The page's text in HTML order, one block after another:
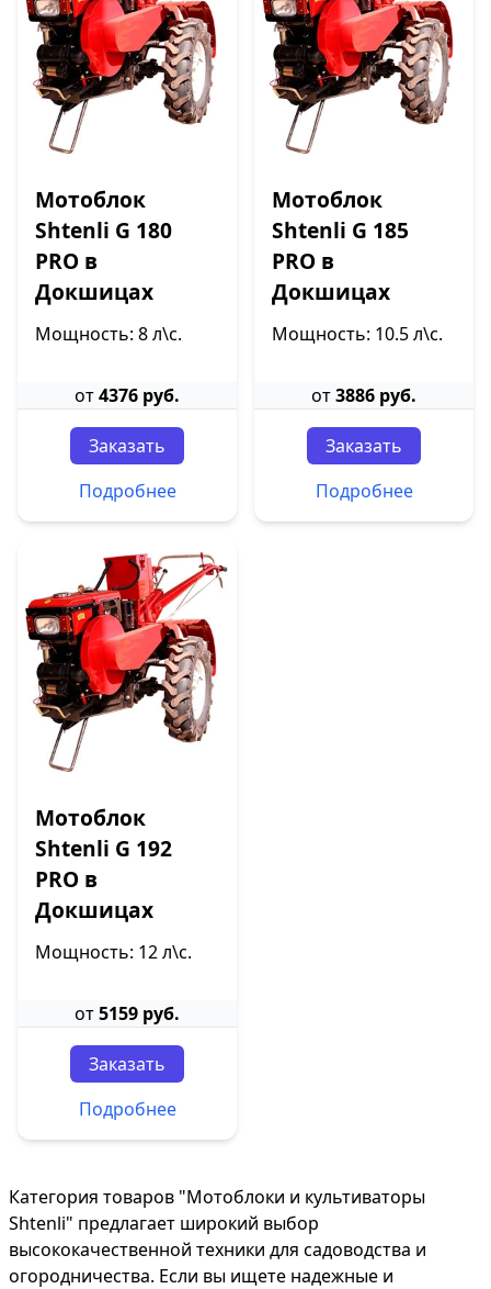
Мотоблок
Shtenli G 180
PRO в
Докшицах
Мощность: 8 л\с.
от4376 руб.
Заказать
Подробнее
Мотоблок
Shtenli G 185
PRO в
Докшицах
Мощность: 10.5 л\с.
от3886 руб.
Заказать
Подробнее
Мотоблок
Shtenli G 192
PRO в
Докшицах
Мощность: 12 л\с.
от5159 руб.
Заказать
Подробнее
Категория товаров "Мотоблоки и культиваторы
Shtenli" предлагает широкий выбор
высококачественной техники для садоводства и
огородничества. Если вы ищете надежные и